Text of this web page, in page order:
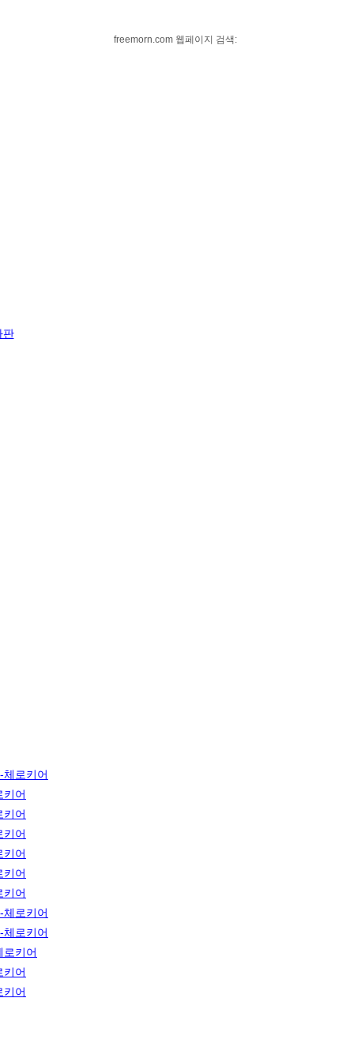
freemorn.com 웹페이지 검색:
판
체로키어
키어
키어
키어
키어
키어
키어
체로키어
체로키어
로키어
키어
키어